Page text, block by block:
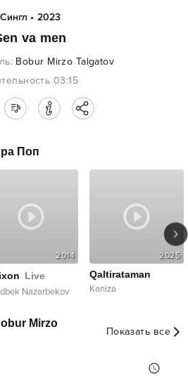
Сингл • 2023
va men
: Bobur Mirzo Talgatov
03:15
Поп
2014
Live
Nazarbekov
2025
Qaltirataman
Kaniza
Mirzo
Показать все